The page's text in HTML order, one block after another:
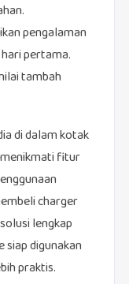
pengalaman
pertama.
tambah
di dalam kotak
fitur
charger
lengkap
digunakan
praktis.